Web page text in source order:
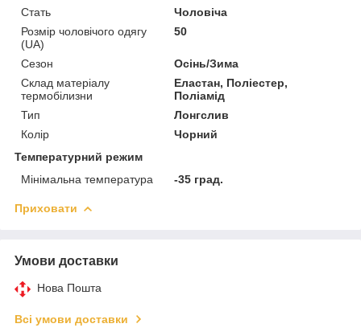
Стать
Чоловіча
Розмір чоловічого одягу
(UA)
50
Сезон
Осінь/Зима
Склад матеріалу
термобілизни
Еластан, Поліестер,
Поліамід
Тип
Лонгслив
Колір
Чорний
Температурний режим
Мінімальна температура
-35 град.
Приховати
Умови доставки
Нова Пошта
Всі умови доставки